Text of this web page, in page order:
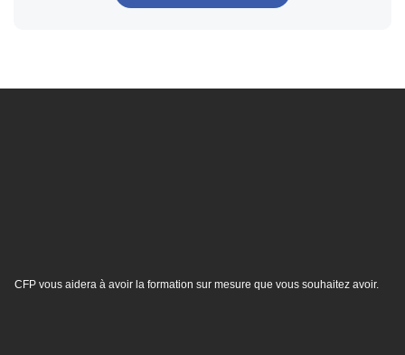
CFP vous aidera à avoir la formation sur mesure que vous souhaitez avoir.